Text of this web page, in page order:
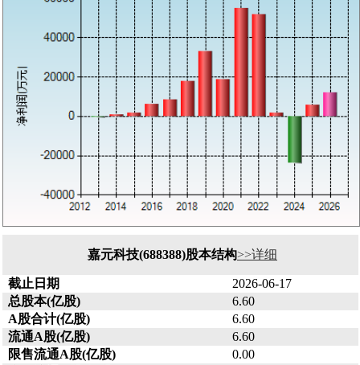
嘉元科技(688388)股本结构>>详细
截止日期
2026-06-17
总股本(亿股)
6.60
A股合计(亿股)
6.60
流通A股(亿股)
6.60
限售流通A股(亿股)
0.00